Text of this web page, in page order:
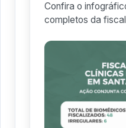
Confira o
completos da